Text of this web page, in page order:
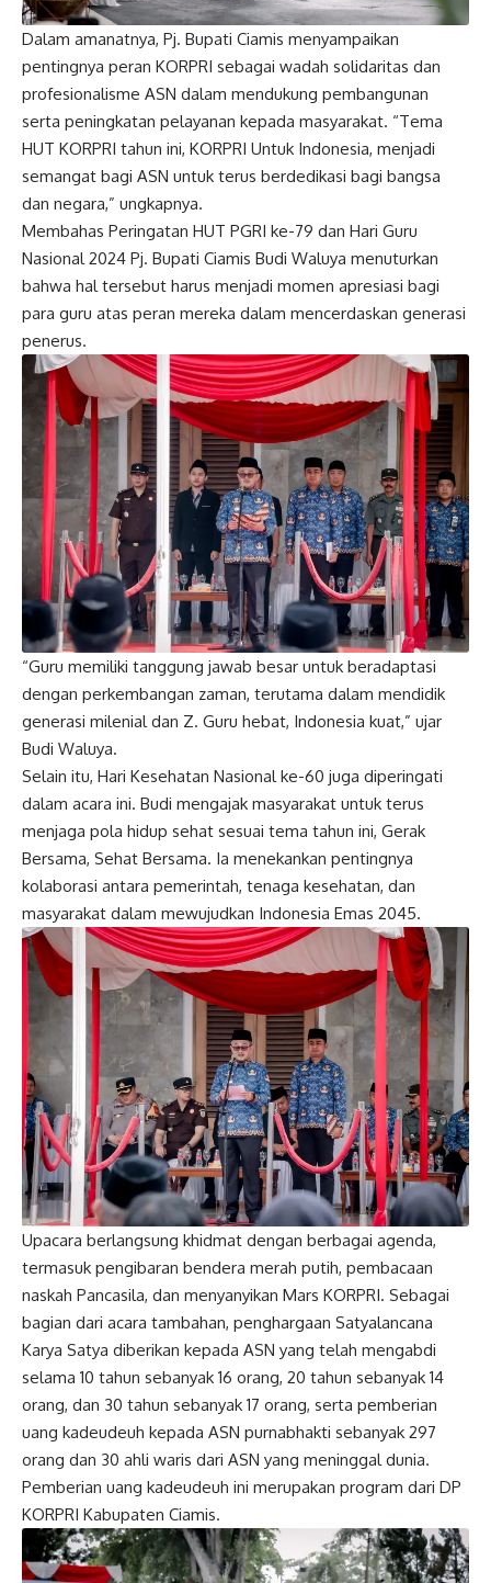
Dalam amanatnya, Pj. Bupati Ciamis menyampaikan
pentingnya peran KORPRI sebagai wadah solidaritas dan
profesionalisme ASN dalam mendukung pembangunan
serta peningkatan pelayanan kepada masyarakat. “Tema
HUT KORPRI tahun ini, KORPRI Untuk Indonesia, menjadi
semangat bagi ASN untuk terus berdedikasi bagi bangsa
dan negara,” ungkapnya.
Membahas Peringatan HUT PGRI ke-79 dan Hari Guru
Nasional 2024 Pj. Bupati Ciamis Budi Waluya menuturkan
bahwa hal tersebut harus menjadi momen apresiasi bagi
para guru atas peran mereka dalam mencerdaskan generasi
penerus.
“Guru memiliki tanggung jawab besar untuk beradaptasi
dengan perkembangan zaman, terutama dalam mendidik
generasi milenial dan Z. Guru hebat, Indonesia kuat,” ujar
Budi Waluya.
Selain itu, Hari Kesehatan Nasional ke-60 juga diperingati
dalam acara ini. Budi mengajak masyarakat untuk terus
menjaga pola hidup sehat sesuai tema tahun ini, Gerak
Bersama, Sehat Bersama. Ia menekankan pentingnya
kolaborasi antara pemerintah, tenaga kesehatan, dan
masyarakat dalam mewujudkan Indonesia Emas 2045.
Upacara berlangsung khidmat dengan berbagai agenda,
termasuk pengibaran bendera merah putih, pembacaan
naskah Pancasila, dan menyanyikan Mars KORPRI. Sebagai
bagian dari acara tambahan, penghargaan Satyalancana
Karya Satya diberikan kepada ASN yang telah mengabdi
selama 10 tahun sebanyak 16 orang, 20 tahun sebanyak 14
orang, dan 30 tahun sebanyak 17 orang, serta pemberian
uang kadeudeuh kepada ASN purnabhakti sebanyak 297
orang dan 30 ahli waris dari ASN yang meninggal dunia.
Pemberian uang kadeudeuh ini merupakan program dari DP
KORPRI Kabupaten Ciamis.